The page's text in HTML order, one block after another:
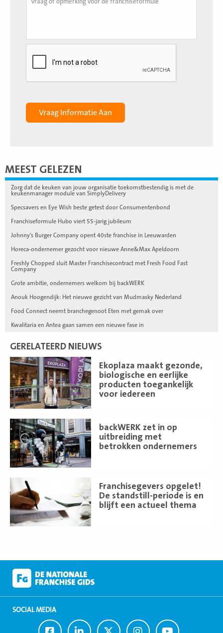
MEEST GELEZEN
Zorg dat de keuken van jouw organisatie toekomstbestendig is met de
keukenmanager module van SimplyDelivery
Specsavers en Eye Wish beste getest door Consumentenbond
Franchiseformule Hubo viert 55-jarig jubileum
Johnny’s Burger Company opent 40ste franchise in Leeuwarden
Horeca-ondernemer gezocht voor nieuwe Anne&Max Apeldoorn
Freshly Chopped sluit Master Franchisecontract met Fresh Food Fast
Company
Grote ambitie, ondernemers welkom bij backWERK
Anouk Hoogendijk: Het nieuwe gezicht van Mudmasky Nederland
Food Connect neemt branchegenoot Eten met gemak over
Kwalitaria en Antea gaan samen een nieuwe fase in
GERELATEERD NIEUWS
Ekoplaza maakt gezonde,
biologische en eerlijke
producten toegankelijk
voor iedereen
Lees
meer
backWERK zet in op
uitbreiding met
betrokken ondernemers
Lees
meer
Franchisegevers opgelet!
De standstill-periode is en
blijft een actueel thema
Lees
meer
SOCIAL MEDIA
Ga
Ga
Ga
Ga
Ga